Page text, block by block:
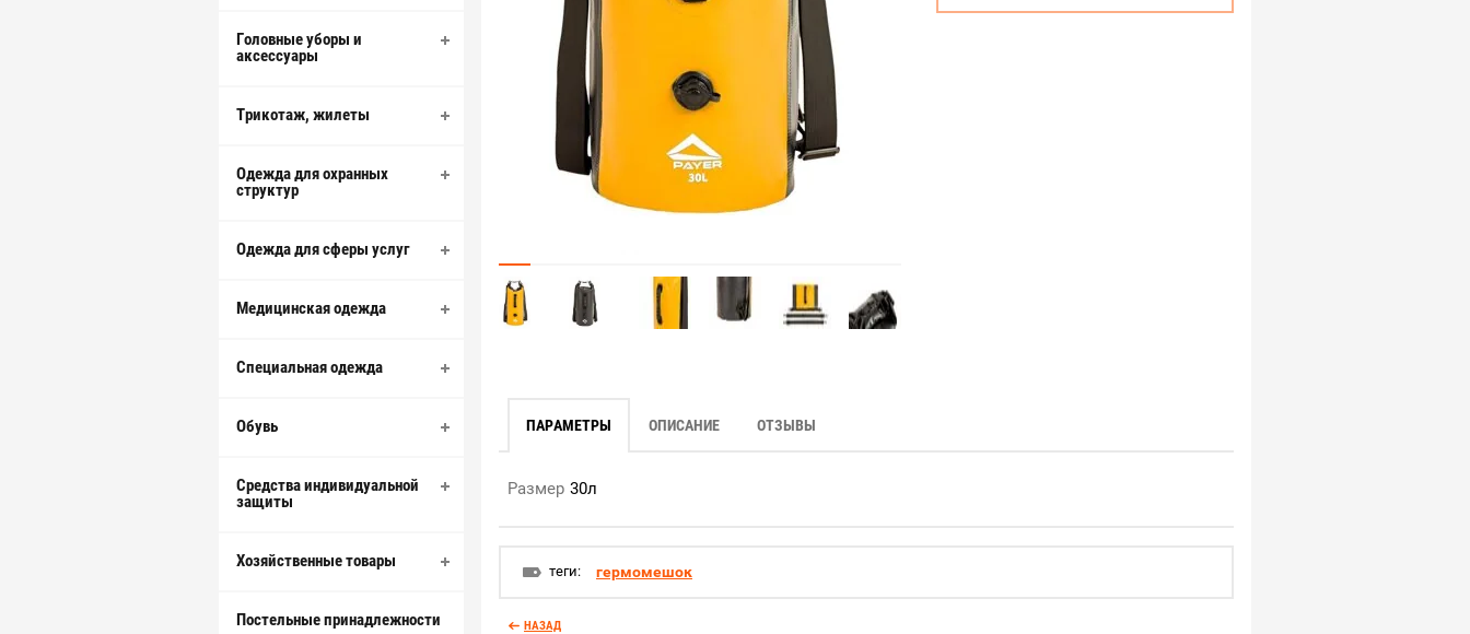
Головные уборы и
аксессуары
Трикотаж, жилеты
Одежда для охранных
структур
Одежда для сферы услуг
Медицинская одежда
Специальная одежда
Обувь
Средства индивидуальной
защиты
Хозяйственные товары
Постельные принадлежности
ПАРАМЕТРЫ ОПИСАНИЕ ОТЗЫВЫ
Размер 30л
теги: гермомешок
НАЗАД